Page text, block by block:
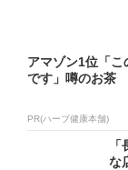
アマゾン1位「こ
です」噂のお茶
PR(ハーブ健康本舗)
な